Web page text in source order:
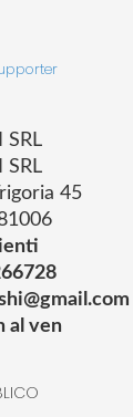
SRL
SRL
45
al ven